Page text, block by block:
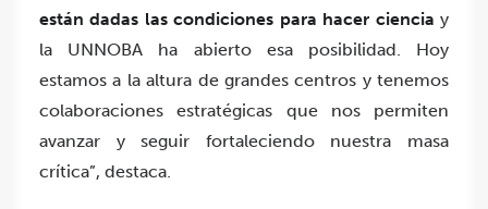
están dadas las condiciones para hacer ciencia y
la UNNOBA ha abierto esa posibilidad. Hoy
estamos a la altura de grandes centros y tenemos
colaboraciones estratégicas que nos permiten
avanzar y seguir fortaleciendo nuestra masa
crítica”, destaca.